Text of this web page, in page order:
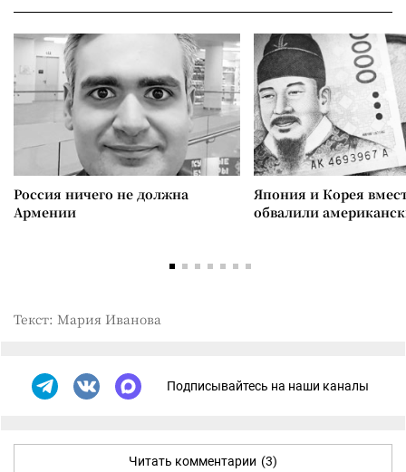
Россия ничего не должна
Армении
Япония и Корея
обвалили
Текст: Мария Иванова
Подписывайтесь на наши каналы
Читать комментарии (3)